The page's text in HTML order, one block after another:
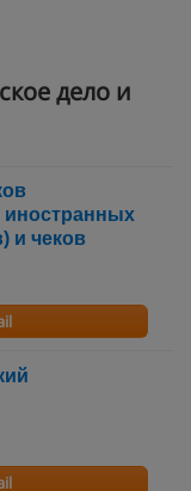
дело и
иностранных
и чеков